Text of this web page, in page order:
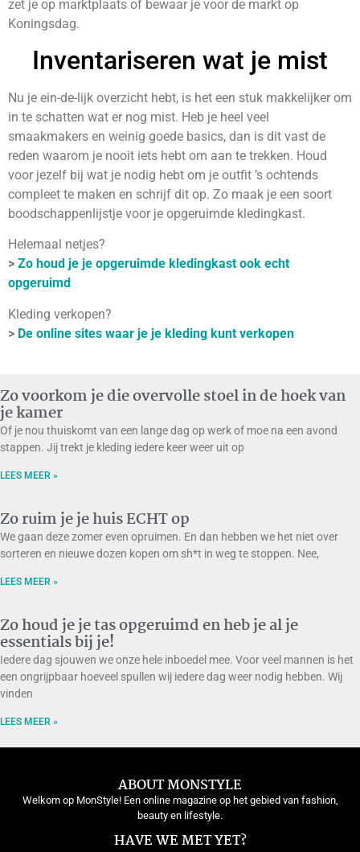
zet je op marktplaats of bewaar je voor de markt op
Koningsdag.
Inventariseren wat je mist
Nu je ein-de-lijk overzicht hebt, is het een stuk makkelijker om
in te schatten wat er nog mist. Heb je heel veel
smaakmakers en weinig goede basics, dan is dit vast de
reden waarom je nooit iets hebt om aan te trekken. Houd
voor jezelf bij wat je nodig hebt om je outfit ’s ochtends
compleet te maken en schrijf dit op. Zo maak je een soort
boodschappenlijstje voor je opgeruimde kledingkast.
Helemaal netjes?
> Zo houd je je opgeruimde kledingkast ook echt
opgeruimd
Kleding verkopen?
> De online sites waar je je kleding kunt verkopen
Zo voorkom je die overvolle stoel in de hoek van
je kamer
Of je nou thuiskomt van een lange dag op werk of moe na een avond
stappen. Jij trekt je kleding iedere keer weer uit op
LEES MEER »
Zo ruim je je huis ECHT op
We gaan deze zomer even opruimen. En dan hebben we het niet over
sorteren en nieuwe dozen kopen om sh*t in weg te stoppen. Nee,
LEES MEER »
Zo houd je je tas opgeruimd en heb je al je
essentials bij je!
Iedere dag sjouwen we onze hele inboedel mee. Voor veel mannen is het
een ongrijpbaar hoeveel spullen wij iedere dag weer nodig hebben. Wij
vinden
LEES MEER »
ABOUT MONSTYLE
Welkom op MonStyle! Een online magazine op het gebied van fashion,
beauty en lifestyle.
HAVE WE MET YET?